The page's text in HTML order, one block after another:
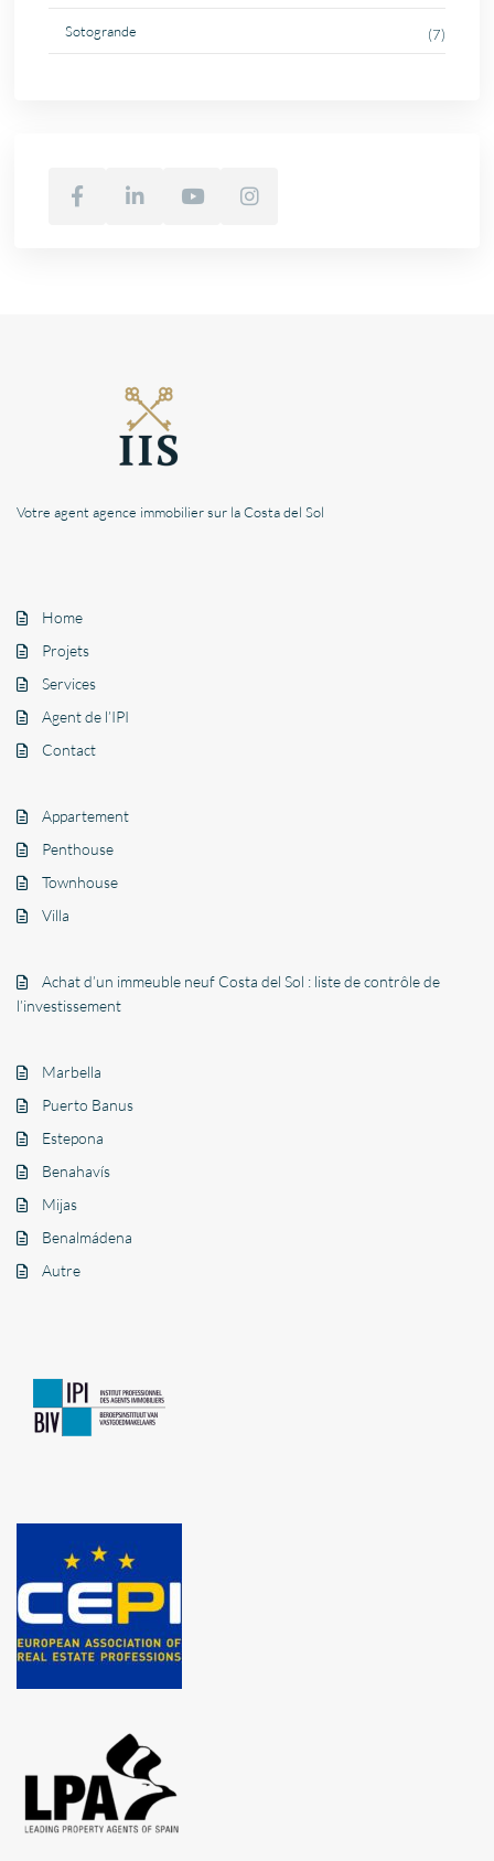
Sotogrande (7)
Votre agent agence immobilier sur la Costa del Sol
Home
Projets
Services
Agent de l’IPI
Contact
Appartement
Penthouse
Townhouse
Villa
Achat d’un immeuble neuf Costa del Sol : liste de contrôle de
l’investissement
Marbella
Puerto Banus
Estepona
Benahavís
Mijas
Benalmádena
Autre